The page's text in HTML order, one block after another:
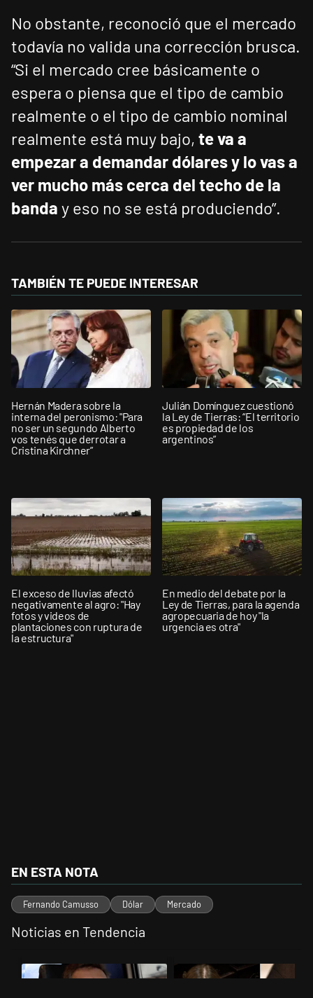
No obstante, reconoció que el mercado
todavía no valida una corrección brusca.
“Si el mercado cree básicamente o
espera o piensa que el tipo de cambio
realmente o el tipo de cambio nominal
realmente está muy bajo, te va a
empezar a demandar dólares y lo vas a
ver mucho más cerca del techo de la
banda y eso no se está produciendo”.
TAMBIÉN TE PUEDE INTERESAR
Hernán Madera sobre la
interna del peronismo: "Para
no ser un segundo Alberto
vos tenés que derrotar a
Cristina Kirchner”
Julián Domínguez cuestionó
la Ley de Tierras: “El territorio
es propiedad de los
argentinos”
El exceso de lluvias afectó
negativamente al agro: "Hay
fotos y videos de
plantaciones con ruptura de
la estructura"
En medio del debate por la
Ley de Tierras, para la agenda
agropecuaria de hoy "la
urgencia es otra"
EN ESTA NOTA
Fernando Camusso Dólar Mercado
Noticias en Tendencia
Un artículo de tendencia con el título "Los gobernadores marcan
Un artículo de tendencia con